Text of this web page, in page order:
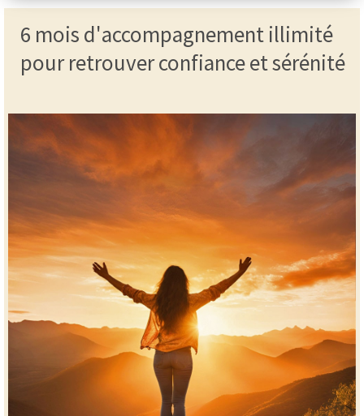
6 mois d'accompagnement illimité
pour retrouver confiance et sérénité